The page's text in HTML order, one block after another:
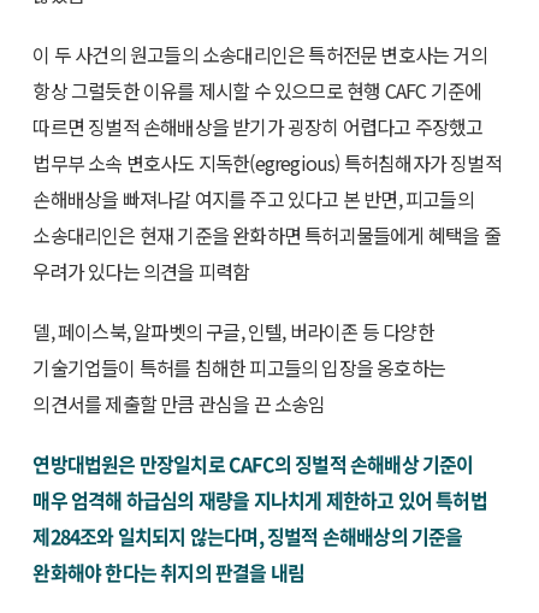
이 두 사건의 원고들의 소송대리인은 특허전문 변호사는 거의
항상 그럴듯한 이유를 제시할 수 있으므로 현행 CAFC 기준에
따르면 징벌적 손해배상을 받기가 굉장히 어렵다고 주장했고
법무부 소속 변호사도 지독한(egregious) 특허침해자가 징벌적
손해배상을 빠져나갈 여지를 주고 있다고 본 반면, 피고들의
소송대리인은 현재 기준을 완화하면 특허괴물들에게 혜택을 줄
우려가 있다는 의견을 피력함
델, 페이스북, 알파벳의 구글, 인텔, 버라이존 등 다양한
기술기업들이 특허를 침해한 피고들의 입장을 옹호하는
의견서를 제출할 만큼 관심을 끈 소송임
연방대법원은 만장일치로 CAFC의 징벌적 손해배상 기준이
매우 엄격해 하급심의 재량을 지나치게 제한하고 있어 특허법
제284조와 일치되지 않는다며, 징벌적 손해배상의 기준을
완화해야 한다는 취지의 판결을 내림